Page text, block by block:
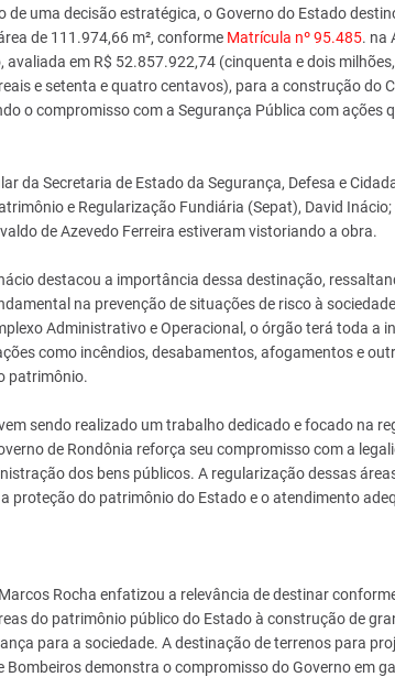
de uma decisão estratégica, o Governo do Estado
de 111.974,66 m², conforme Matrícula nº 95.485. na
avaliada em R$ 52.857.922,74 (cinquenta e dois
e setenta e quatro centavos), para a construção do
o compromisso com a Segurança Pública com ações
da Secretaria de Estado da Segurança, Defesa e
e Regularização Fundiária (Sepat), David
de Azevedo Ferreira estiveram vistoriando a obra.
destacou a importância dessa destinação,
na prevenção de situações de risco à
Administrativo e Operacional, o órgão terá toda a
como incêndios, desabamentos, afogamentos e
patrimônio.
sendo realizado um trabalho dedicado e focado na
de Rondônia reforça seu compromisso com a
dos bens públicos. A regularização dessas
proteção do patrimônio do Estado e o atendimento
Rocha enfatizou a relevância de destinar
do patrimônio público do Estado à construção de
para a sociedade. A destinação de terrenos para
Bombeiros demonstra o compromisso do Governo em